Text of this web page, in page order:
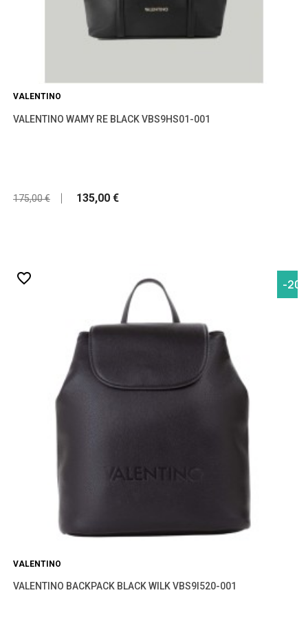
VALENTINO
VALENTINO WAMY RE BLACK VBS9HS01-001
175,00 € 135,00 €
VALENTINO
VALENTINO BACKPACK BLACK WILK VBS9I520-001
-
favorite_border